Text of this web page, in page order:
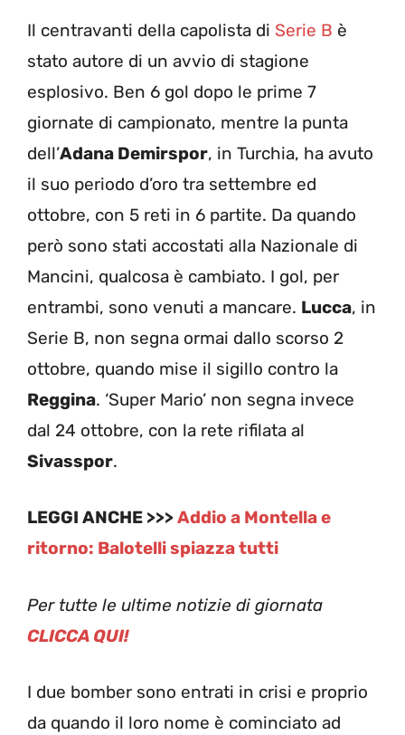
Il centravanti della capolista di Serie B è
stato autore di un avvio di stagione
esplosivo. Ben 6 gol dopo le prime 7
giornate di campionato, mentre la punta
dell’Adana Demirspor, in Turchia, ha avuto
il suo periodo d’oro tra settembre ed
ottobre, con 5 reti in 6 partite. Da quando
però sono stati accostati alla Nazionale di
Mancini, qualcosa è cambiato. I gol, per
entrambi, sono venuti a mancare. Lucca, in
Serie B, non segna ormai dallo scorso 2
ottobre, quando mise il sigillo contro la
Reggina. ‘Super Mario’ non segna invece
dal 24 ottobre, con la rete rifilata al
Sivasspor.
LEGGI ANCHE >>>Addio a Montella e
ritorno: Balotelli spiazza tutti
Per tutte le ultime notizie di giornata
CLICCA QUI!
I due bomber sono entrati in crisi e proprio
da quando il loro nome è cominciato ad